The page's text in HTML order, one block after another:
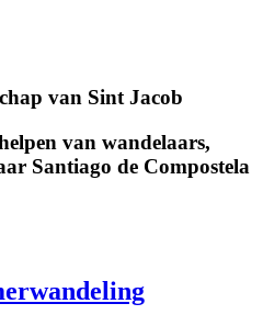
van Sint Jacob
van wandelaars,
Santiago de Compostela